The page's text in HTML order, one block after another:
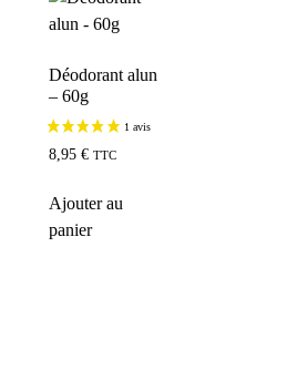
Déodorant alun
– 60g
8,95 € TTC
Ajouter au
panier